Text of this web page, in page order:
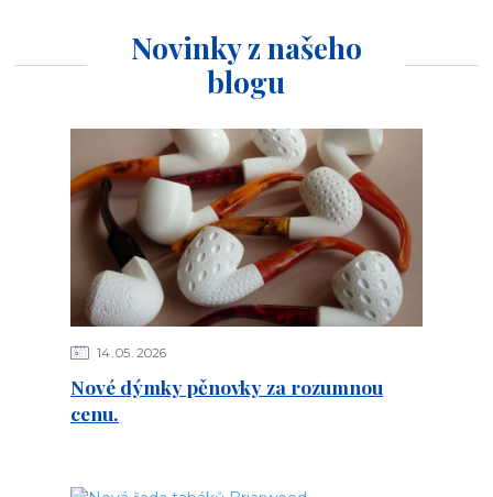
Novinky z našeho
blogu
14 05 2026
Nové dýmky pěnovky za rozumnou
cenu.